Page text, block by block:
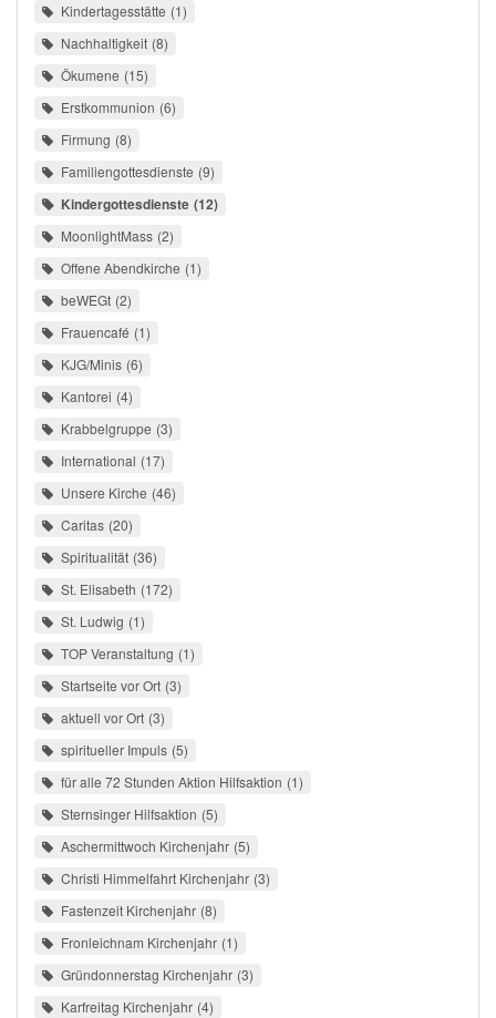
Kindertagesstätte 1
Nachhaltigkeit 8
Ökumene 15
Erstkommunion 6
Firmung 8
Familiengottesdienste 9
Kindergottesdienste 12
MoonlightMass 2
Offene Abendkirche 1
beWEGt 2
Frauencafé 1
KJG/Minis 6
Kantorei 4
Krabbelgruppe 3
International 17
Unsere Kirche 46
Caritas 20
Spiritualität 36
St. Elisabeth 172
St. Ludwig 1
TOP Veranstaltung 1
Startseite vor Ort 3
aktuell vor Ort 3
spiritueller Impuls 5
für alle 72 Stunden Aktion Hilfsaktion 1
Sternsinger Hilfsaktion 5
Aschermittwoch Kirchenjahr 5
Christi Himmelfahrt Kirchenjahr 3
Fastenzeit Kirchenjahr 8
Fronleichnam Kirchenjahr 1
Gründonnerstag Kirchenjahr 3
Karfreitag Kirchenjahr 4